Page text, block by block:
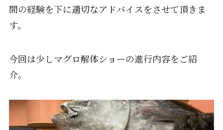
間の経験を下に適切なアドバイスをさせて頂きま
す。
今回は少しマグロ解体ショーの進行内容をご紹
介。